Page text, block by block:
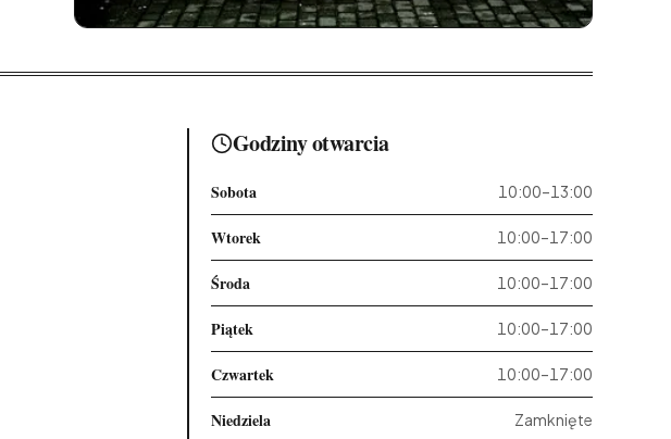
Godziny otwarcia
Sobota 10:00–13:00
Wtorek 10:00–17:00
Środa 10:00–17:00
Piątek 10:00–17:00
Czwartek 10:00–17:00
Niedziela Zamknięte